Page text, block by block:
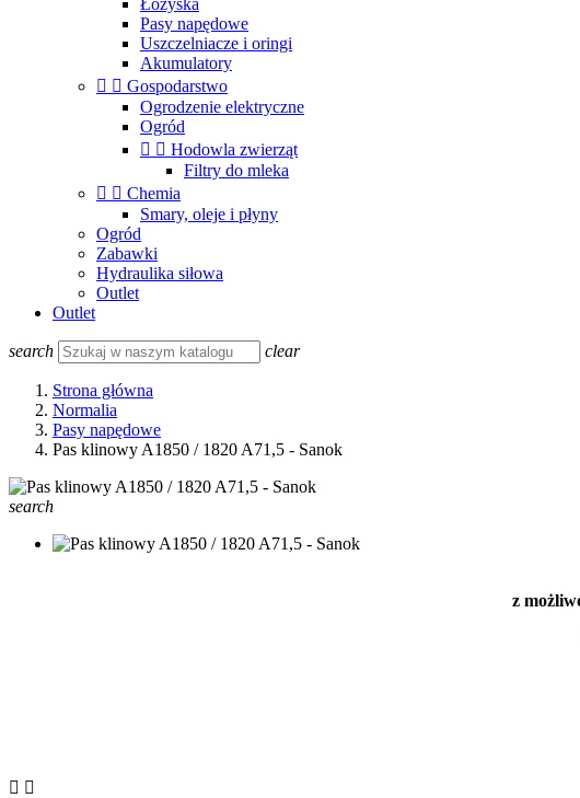
Łożyska
Pasy napędowe
Uszczelniacze i oringi
Akumulatory
  Gospodarstwo
Ogrodzenie elektryczne
Ogród
  Hodowla zwierząt
Filtry do mleka
  Chemia
Smary, oleje i płyny
Ogród
Zabawki
Hydraulika siłowa
Outlet
Outlet
search clear
Strona główna
Normalia
Pasy napędowe
Pas klinowy A1850 / 1820 A71,5 - Sanok
search
z
 